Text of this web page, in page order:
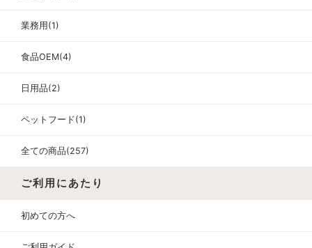
業務用(1)
食品OEM(4)
日用品(2)
ペットフード(1)
全ての商品(257)
ご利用にあたり
初めての方へ